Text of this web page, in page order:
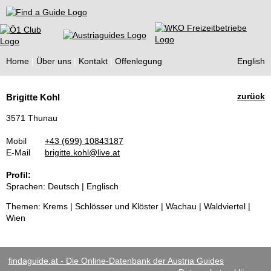
Find a Guide
Home Über uns Kontakt Offenlegung English
Guides
zurück
Brigitte Kohl
3571 Thunau
Mobil
+43 (699) 10843187
E-Mail
brigitte.kohl@live.at
Profil:
Sprachen: Deutsch | Englisch
Themen: Krems | Schlösser und Klöster | Wachau | Waldviertel |
Wien
findaguide.at - Die Online-Datenbank der Austria Guides